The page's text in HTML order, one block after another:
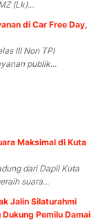
(Lk)...
di Car Free Day,
III Non TPI
publik...
Maksimal di Kuta
dari Dapil Kuta
suara...
Jalin Silaturahmi
Pemilu Damai